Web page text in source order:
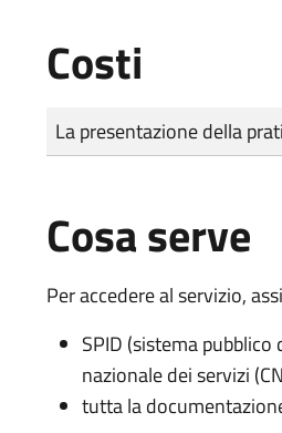
Costi
Tipo di pagamento
Importo
La presentazione della
Cosa serve
Per accedere al servizio,
SPID (sistema
nazionale dei servizi
tutta la